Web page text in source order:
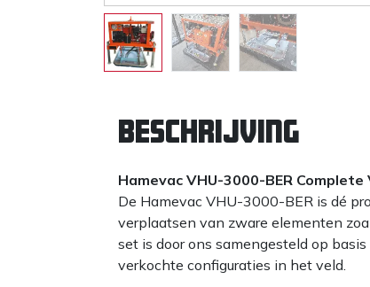
Beschrijving
Hamevac VHU-3000-BER
De Hamevac VHU-3000-BER is dé
verplaatsen van zware elementen
set is door ons samengesteld op
verkochte configuraties in het veld.